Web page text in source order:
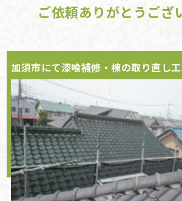
ご依頼ありがとうござ
加須市にて漆喰補修・棟の取り直し